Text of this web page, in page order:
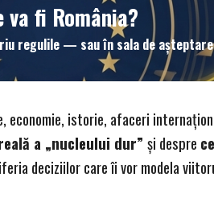
va fi România?
regulile — sau în sala de
economie, istorie, afaceri internaț
a „nucleului dur” și despre
deciziilor care îi vor modela